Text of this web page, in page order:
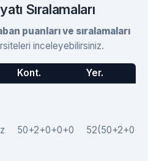
Sıralamaları
puanları ve sıralamaları
inceleyebilirsiniz.
Kont.
Yer.
50+2+0+0+0